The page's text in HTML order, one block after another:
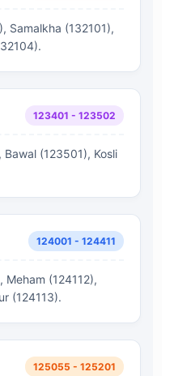
Samalkha (132101),
123401 - 123502
Bawal (123501), Kosli
124001 - 124411
Meham (124112),
(124113).
125055 - 125201